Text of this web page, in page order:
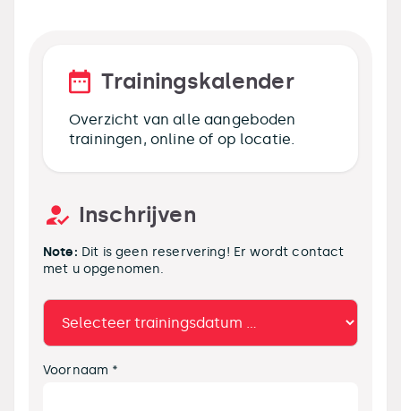
Trainingskalender
Overzicht van alle aangeboden
trainingen, online of op locatie.
Inschrijven
Note: Dit is geen reservering! Er wordt contact
met u opgenomen.
Voornaam *